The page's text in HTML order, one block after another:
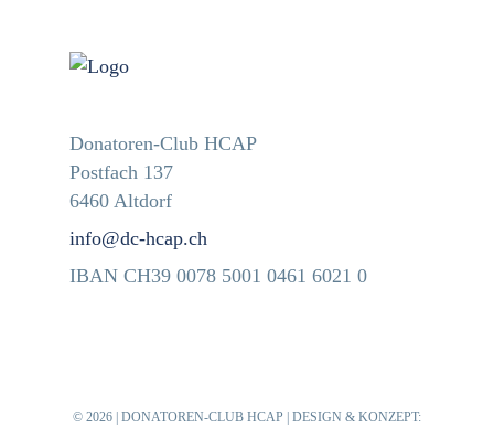
Donatoren-Club HCAP
Postfach 137
6460 Altdorf
info@dc-hcap.ch
IBAN CH39 0078 5001 0461 6021 0
© 2026 | DONATOREN-CLUB HCAP | DESIGN & KONZEPT: